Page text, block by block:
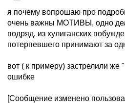
я почему вопрошаю про
очень важны МОТИВЫ, одно
подряд, из хулиганских
потерпевшего принимают за
вот ( к примеру) застрелили же
ошибке
[Сообщение изменено